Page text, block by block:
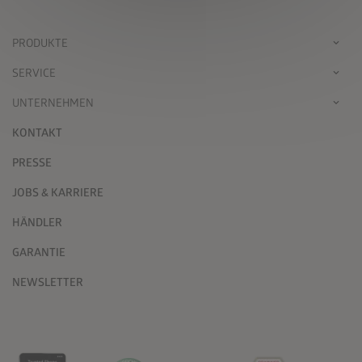
PRODUKTE
SERVICE
UNTERNEHMEN
KONTAKT
PRESSE
JOBS & KARRIERE
HÄNDLER
GARANTIE
NEWSLETTER